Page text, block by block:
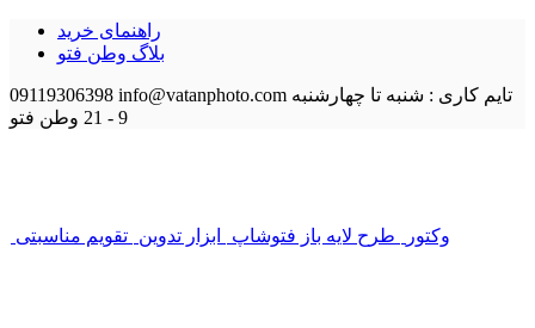
راهنمای خرید
بلاگ وطن فتو
09119306398 info@vatanphoto.com تایم کاری : شنبه تا چهارشنبه
9 - 21
وطن فتو
وکتور طرح لایه باز فتوشاپ ابزار تدوین تقویم مناسبتی